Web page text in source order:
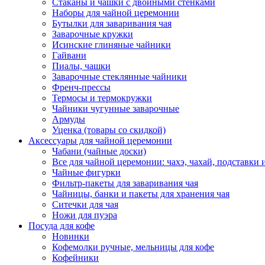
Стаканы и чашки с двойными стенками
Наборы для чайной церемонии
Бутылки для заваривания чая
Заварочные кружки
Исинские глиняные чайники
Гайвани
Пиалы, чашки
Заварочные стеклянные чайники
Френч-прессы
Термосы и термокружки
Чайники чугунные заварочные
Армуды
Уценка (товары со скидкой)
Аксессуары для чайной церемонии
Чабани (чайные доски)
Все для чайной церемонии: чахэ, чахай, подставки
Чайные фигурки
Фильтр-пакеты для заваривания чая
Чайницы, банки и пакеты для хранения чая
Ситечки для чая
Ножи для пуэра
Посуда для кофе
Новинки
Кофемолки ручные, мельницы для кофе
Кофейники